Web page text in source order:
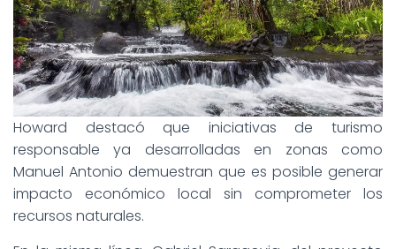
Howard destacó que iniciativas de turismo
responsable ya desarrolladas en zonas como
Manuel Antonio demuestran que es posible generar
impacto económico local sin comprometer los
recursos naturales.